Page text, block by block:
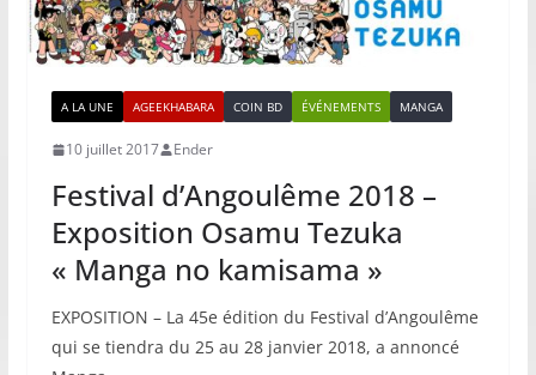
A LA UNE AGEEKHABARA COIN BD ÉVÉNEMENTS MANGA
10 juillet 2017 Ender
Festival d’Angoulême 2018 –
Exposition Osamu Tezuka
« Manga no kamisama »
EXPOSITION – La 45e édition du Festival d’Angoulême
qui se tiendra du 25 au 28 janvier 2018, a annoncé